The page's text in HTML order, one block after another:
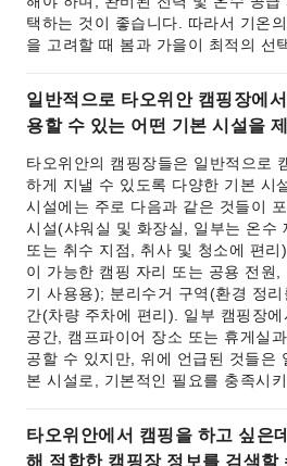
택하는 것이 좋습니다. 따라서 기온
을 고려할 때 봄과 가을이 최적의 선
일반적으로 타오위안 캠핑장에
용할 수 있는 어떤 기본 시설을
타오위안의 캠핑장들은 일반적으로
하게 지낼 수 있도록 다양한 기본 시
시설에는 주로 다음과 같은 것들이
시설(샤워실 및 화장실, 일부는 온수
또는 취수 지점, 취사 및 청소에 편
이 가능한 캠핑 자리 또는 공용 전원,
기 사용용); 분리수거 구역(환경 정
간(차량 주차에 편리). 일부 캠핑장
공간, 캠프파이어 장소 또는 휴게실
공할 수 있지만, 위에 언급된 것들은
본 시설로, 기본적인 필요를 충족시
타오위안에서 캠핑을 하고 싶은
해 적합한 캠핑장 정보를 검색할